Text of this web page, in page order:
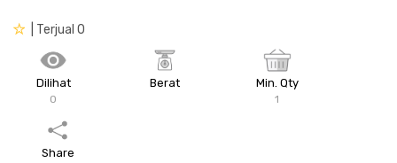
Plafon & Partisi
Material Alam
Sistem Elektrikal
| Terjual 0
Dilihat
0
Berat Min. Qty
1
Share